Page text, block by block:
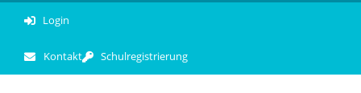
Login
Kontakt Schulregistrierung